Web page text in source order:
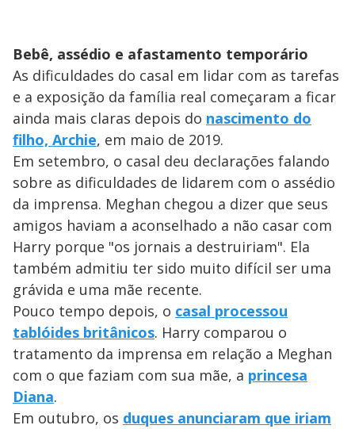
Bebê, assédio e afastamento temporário
As dificuldades do casal em lidar com as tarefas
e a exposição da família real começaram a ficar
ainda mais claras depois do nascimento do
filho, Archie, em maio de 2019.
Em setembro, o casal deu declarações falando
sobre as dificuldades de lidarem com o assédio
da imprensa. Meghan chegou a dizer que seus
amigos haviam a aconselhado a não casar com
Harry porque "os jornais a destruiriam". Ela
também admitiu ter sido muito difícil ser uma
grávida e uma mãe recente.
Pouco tempo depois, o casal processou
tablóides britânicos. Harry comparou o
tratamento da imprensa em relação a Meghan
com o que faziam com sua mãe, a princesa
Diana.
Em outubro, os duques anunciaram que iriam